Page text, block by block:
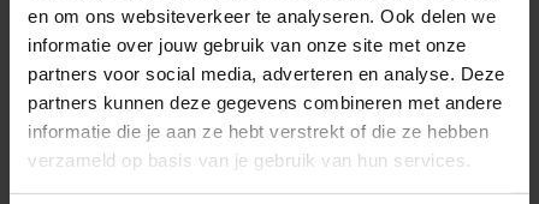
en om ons websiteverkeer te analyseren. Ook delen we
informatie over jouw gebruik van onze site met onze
partners voor social media, adverteren en analyse. Deze
partners kunnen deze gegevens combineren met andere
informatie die je aan ze hebt verstrekt of die ze hebben
verzameld op basis van je gebruik van hun services.
KRIJTMERKER B/B (15MM PUNT) BLAUW
< 12
12 60
120
€6,60
€5,95 €5,10 €4,76
4505328 €0,00
KRIJTMERKER B/B (15MM PUNT) ROZE